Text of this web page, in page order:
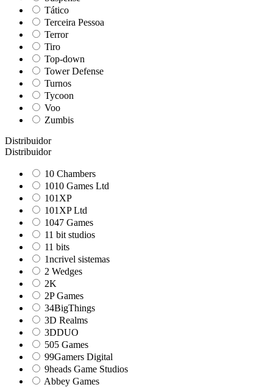
Tático
Terceira Pessoa
Terror
Tiro
Top-down
Tower Defense
Turnos
Tycoon
Voo
Zumbis
Distribuidor
Distribuidor
10 Chambers
1010 Games Ltd
101XP
101XP Ltd
1047 Games
11 bit studios
11 bits
1ncrivel sistemas
2 Wedges
2K
2P Games
34BigThings
3D Realms
3DDUO
505 Games
99Gamers Digital
9heads Game Studios
Abbey Games